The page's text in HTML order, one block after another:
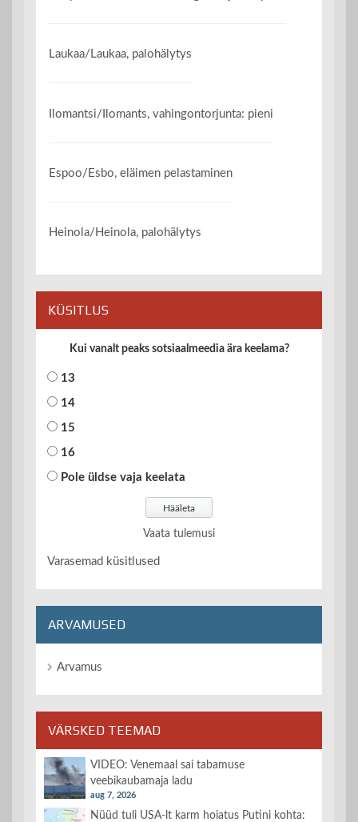
Laukaa/Laukaa, palohälytys
Ilomantsi/Ilomants, vahingontorjunta: pieni
Espoo/Esbo, eläimen pelastaminen
Heinola/Heinola, palohälytys
KÜSITLUS
Kui vanalt peaks sotsiaalmeedia ära keelama?
13
14
15
16
Pole üldse vaja keelata
Vaata tulemusi
Varasemad küsitlused
ARVAMUSED
Arvamus
VÄRSKED TEEMAD
VIDEO: Venemaal sai tabamuse
veebikaubamaja ladu
aug 7, 2026
Nüüd tuli USA-lt karm hoiatus Putini kohta: